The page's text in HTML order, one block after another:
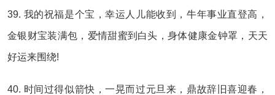
39. 我的祝福是个宝，幸运人儿能收到，牛年事业直登高，
金银财宝装满包，爱情甜蜜到白头，身体健康金钟罩，天天
好运来围绕!
40. 时间过得似箭快，一晃而过元旦来，鼎故辞旧喜迎春，